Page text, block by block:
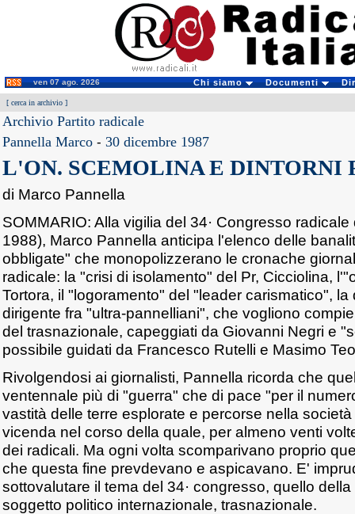
ven 07 ago. 2026 Chi siamo Documenti
[ cerca in archivio ]
Archivio Partito radicale
Pannella Marco - 30 dicembre 1987
L'ON. SCEMOLINA E DINTORNI
di Marco Pannella
SOMMARIO: Alla vigilia del 34· Congresso
1988), Marco Pannella anticipa l'elenco delle
obbligate" che monopolizzerano le cronache
radicale: la "crisi di isolamento" del Pr, Cicciolina,
Tortora, il "logoramento" del "leader carismatico",
dirigente fra "ultra-pannelliani", che vogliono
del trasnazionale, capeggiati da Giovanni Negri e
possibile guidati da Francesco Rutelli e Masimo
Rivolgendosi ai giornalisti, Pannella ricorda che
ventennale più di "guerra" che di pace "per il
vastità delle terre esplorate e percorse nella
vicenda nel corso della quale, per almeno venti
dei radicali. Ma ogni volta scomparivano proprio
che questa fine prevdevano e aspicavano. E'
sottovalutare il tema del 34· congresso, quello
soggetto politico internazionale, trasnazionale.